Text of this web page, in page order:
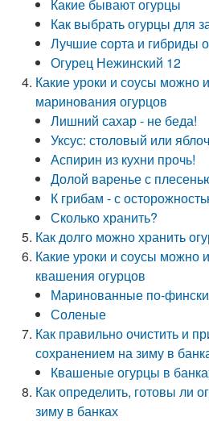
Какие бывают огурцы
Как выбрать огурцы для
Лучшие сорта и гибриды
Огурец Нежинский 12
Какие уроки и соусы можно
маринования огурцов
Лишний сахар - не беда!
Уксус: столовый или
Аспирин из кухни прочь!
Долой варенье с
К грибам - с
Сколько хранить?
Как долго можно хранить
Какие уроки и соусы можно
квашения огурцов
Маринованные по-фински
Соленые
Как правильно очистить и
сохранением на зиму в
Квашеные огурцы в
Как определить, готовы ли
зиму в банках